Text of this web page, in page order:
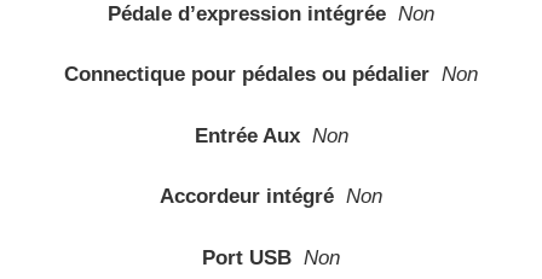
Pédale d’expression intégrée Non
Connectique pour pédales ou pédalier Non
Entrée Aux Non
Accordeur intégré Non
Port USB Non